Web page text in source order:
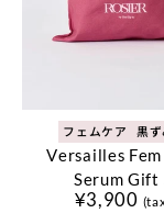
フェムケア 黒ず
Versailles
Serum Gift
¥3,900